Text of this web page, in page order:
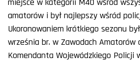
miejsce w kategorii M40 wśród
amatorów i był najlepszy wśród
Ukoronowaniem krótkiego sezonu
września br. w Zawodach Amatorów
Komendanta Wojewódzkiego Policji